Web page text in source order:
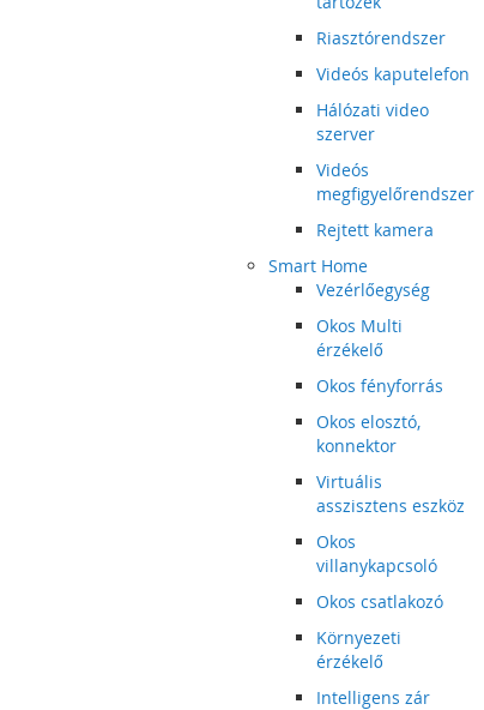
Riasztórendszer
Videós kaputelefon
Hálózati video
szerver
Videós
megfigyelőrendszer
Rejtett kamera
Smart Home
Vezérlőegység
Okos Multi
érzékelő
Okos fényforrás
Okos elosztó,
konnektor
Virtuális
asszisztens eszköz
Okos
villanykapcsoló
Okos csatlakozó
Környezeti
érzékelő
Intelligens zár